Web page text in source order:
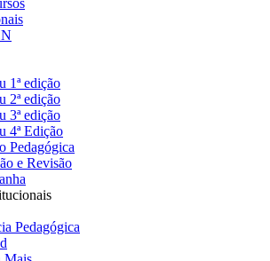
1ª edição
2ª edição
3ª edição
4ª Edição
Pedagógica
e Revisão
Pedagógica